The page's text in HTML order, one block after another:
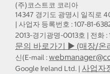
(주)코스트코 코리아
14347 경기도 광명시 일직로
| 사업자 등록번호 : 107-81-
2013-경기광명-0013호 | 전화
문의 바로가기 ▶ (매장/온
신(E-mail :
Google Ireland Ltd. | 사업자